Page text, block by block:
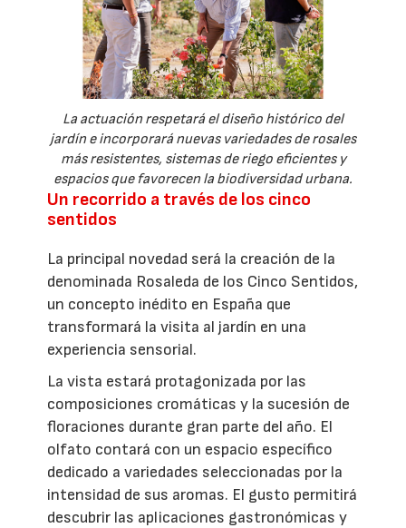
La actuación respetará el diseño histórico del
jardín e incorporará nuevas variedades de rosales
más resistentes, sistemas de riego eficientes y
espacios que favorecen la biodiversidad urbana.
Un recorrido a través de los cinco
sentidos
La principal novedad será la creación de la
denominada Rosaleda de los Cinco Sentidos,
un concepto inédito en España que
transformará la visita al jardín en una
experiencia sensorial.
La vista estará protagonizada por las
composiciones cromáticas y la sucesión de
floraciones durante gran parte del año. El
olfato contará con un espacio específico
dedicado a variedades seleccionadas por la
intensidad de sus aromas. El gusto permitirá
descubrir las aplicaciones gastronómicas y